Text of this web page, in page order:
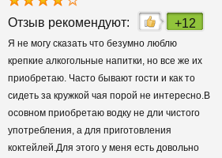
Отзыв рекомендуют: +12
Я не могу сказать что безумно люблю
крепкие алкогольные напитки, но все же их
приобретаю. Часто бывают гости и как то
сидеть за кружкой чая порой не интересно.В
осовном приобретаю водку не дли чистого
употребления, а для приготовления
коктейлей.Для этого у меня есть довольно